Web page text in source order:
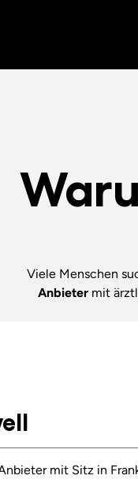
Viele Menschen
Anbieter mit
mit Sitz in